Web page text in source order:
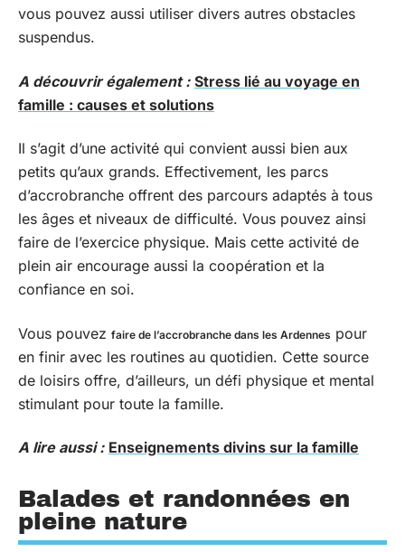
vous pouvez aussi utiliser divers autres obstacles
suspendus.
A découvrir également : Stress lié au voyage en
famille : causes et solutions
Il s’agit d’une activité qui convient aussi bien aux
petits qu’aux grands. Effectivement, les parcs
d’accrobranche offrent des parcours adaptés à tous
les âges et niveaux de difficulté. Vous pouvez ainsi
faire de l’exercice physique. Mais cette activité de
plein air encourage aussi la coopération et la
confiance en soi.
Vous pouvez faire de l’accrobranche dans les Ardennes pour
en finir avec les routines au quotidien. Cette source
de loisirs offre, d’ailleurs, un défi physique et mental
stimulant pour toute la famille.
A lire aussi : Enseignements divins sur la famille
Balades et randonnées en
pleine nature